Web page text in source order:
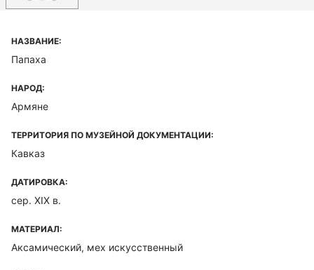
НАЗВАНИЕ:
Папаха
НАРОД:
Армяне
ТЕРРИТОРИЯ ПО МУЗЕЙНОЙ ДОКУМЕНТАЦИИ:
Кавказ
ДАТИРОВКА:
сер. XIX в.
МАТЕРИАЛ:
Аксамический, мех искусственный